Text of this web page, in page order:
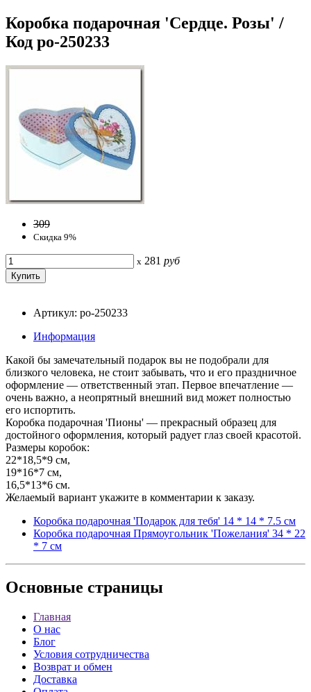
Коробка подарочная 'Сердце. Розы' /
Код po-250233
309
Скидка 9%
x 281 руб
Артикул: po-250233
Информация
Какой бы замечательный подарок вы не подобрали для
близкого человека, не стоит забывать, что и его праздничное
оформление — ответственный этап. Первое впечатление —
очень важно, а неопрятный внешний вид может полностью
его испортить.
Коробка подарочная 'Пионы' — прекрасный образец для
достойного оформления, который радует глаз своей красотой.
Размеры коробок:
22*18,5*9 см,
19*16*7 см,
16,5*13*6 см.
Желаемый вариант укажите в комментарии к заказу.
Коробка подарочная 'Подарок для тебя' 14 * 14 * 7.5 см
Коробка подарочная Прямоугольник 'Пожелания' 34 * 22
* 7 см
Основные страницы
Главная
О нас
Блог
Условия сотрудничества
Возврат и обмен
Доставка